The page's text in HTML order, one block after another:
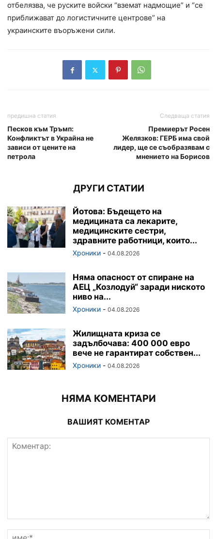
отбелязва, че руските войски “вземат надмощие” и “се
приближават до логистичните центрове” на
украинските въоръжени сили.
предишна статия
Песков към Тръмп:
Конфликтът в Украйна не
зависи от цените на
петрола
Следваща статия
Премиерът Росен
Желязков: ГЕРБ има свой
лидер, ще се съобразявам с
мнението на Борисов
ДРУГИ СТАТИИ
Йотова: Бъдещето на
медицината са лекарите,
медицинските сестри,
здравните работници, които...
Хроники - 04.08.2026
Няма опасност от спиране на
АЕЦ „Козлодуй“ заради ниското
ниво на...
Хроники - 04.08.2026
Жилищната криза се
задълбочава: 400 000 евро
вече не гарантират собствен...
Хроники - 04.08.2026
НЯМА КОМЕНТАРИ
ВАШИЯТ КОМЕНТАР